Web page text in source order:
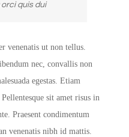
quis dui
venenatis ut non tellus.
nec, convallis non
egestas. Etiam
sit amet risus in
Praesent condimentum
venenatis nibh id mattis.